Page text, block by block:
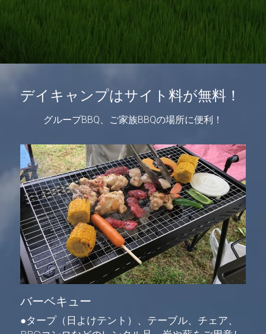
デイキャンプはサイト料が無料！
グループBBQ、ご家族BBQの場所に便利！
バーベキュー
●タープ（日よけテント）、テーブル、チェア、